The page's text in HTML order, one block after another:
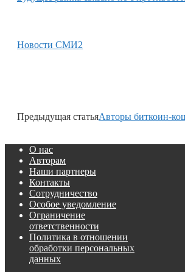
Новости СМИ2
Предыдущая статьяАвторы биткоин-
О нас
Авторам
Наши партнеры
Контакты
Сотрудничество
Особое уведомление
Ограничение
ответственности
Политика в отношении
обработки персональных
данных